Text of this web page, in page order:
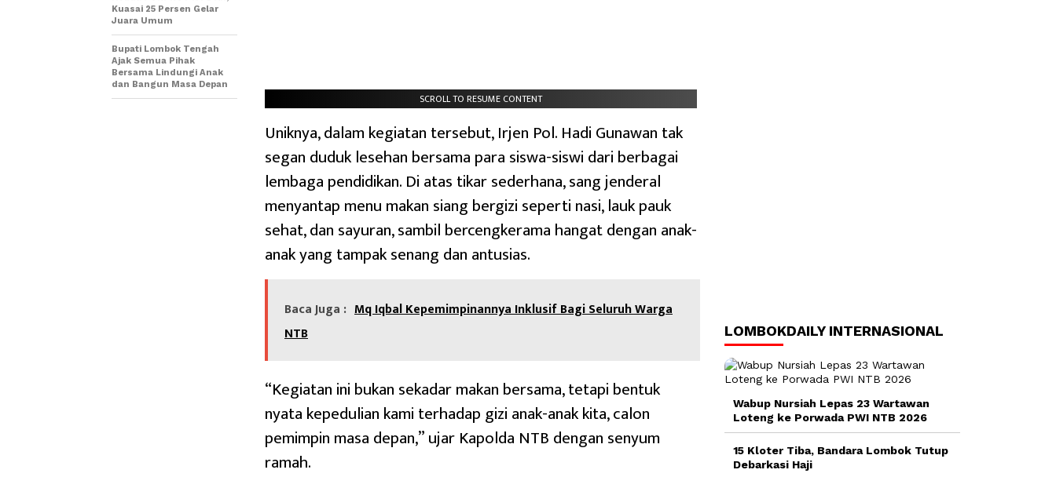
SCROLL TO RESUME CONTENT
Uniknya, dalam kegiatan tersebut, Irjen Pol. Hadi Gunawan tak
segan duduk lesehan bersama para siswa-siswi dari berbagai
lembaga pendidikan. Di atas tikar sederhana, sang jenderal
menyantap menu makan siang bergizi seperti nasi, lauk pauk
sehat, dan sayuran, sambil bercengkerama hangat dengan anak-
anak yang tampak senang dan antusias.
Baca Juga : Mq Iqbal Kepemimpinannya Inklusif Bagi Seluruh Warga
NTB
“Kegiatan ini bukan sekadar makan bersama, tetapi bentuk
nyata kepedulian kami terhadap gizi anak-anak kita, calon
pemimpin masa depan,” ujar Kapolda NTB dengan senyum
ramah.
Kuasai 25 Persen Gelar
Juara Umum
Bupati Lombok Tengah
Ajak Semua Pihak
Bersama Lindungi Anak
dan Bangun Masa Depan
LOMBOKDAILY INTERNASIONAL
Wabup Nursiah Lepas 23 Wartawan
Loteng ke Porwada PWI NTB 2026
15 Kloter Tiba, Bandara Lombok Tutup
Debarkasi Haji